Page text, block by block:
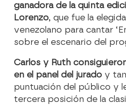
ganadora de la quinta
Lorenzo, que fue la
venezolano para cantar
sobre el escenario del
Carlos y Ruth
en el panel del jurado y
puntuación del público y
tercera posición de la